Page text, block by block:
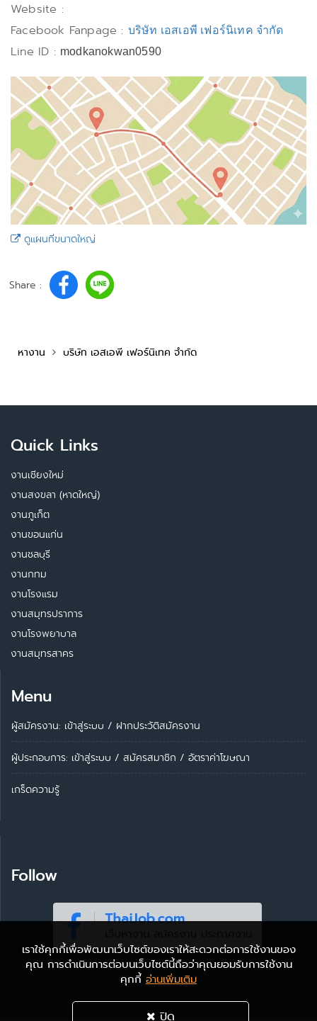
Website :
Facebook Fanpage : บริษัท เอสเอพี เฟอร์นิเทค จำกัด
Line ID : modkanokwan0590
ดูแผนที่ขนาดใหญ่
Share :
หางาน บริษัท เอสเอพี เฟอร์นิเทค จำกัด
Quick Links
งานเชียงใหม่
งานสงขลา (หาดใหญ่)
งานภูเก็ต
งานขอนแก่น
งานชลบุรี
งานกทม
งานโรงแรม
งานสมุทรปราการ
งานโรงพยาบาล
งานสมุทรสาคร
Menu
ผู้สมัครงาน: เข้าสู่ระบบ / ฝากประวัติสมัครงาน
ผู้ประกอบการ: เข้าสู่ระบบ / สมัครสมาชิก / อัตราค่าโฆษณา
เกร็ดความรู้
Follow
เราใช้คุกกี้เพื่อพัฒนาเว็บไซต์ของเราให้สะดวกต่อการใช้งานของ
คุณ การดำเนินการต่อบนเว็บไซต์นี้ถือว่าคุณยอมรับการใช้งาน
คุกกี้ อ่านเพิ่มเติม
ปิด